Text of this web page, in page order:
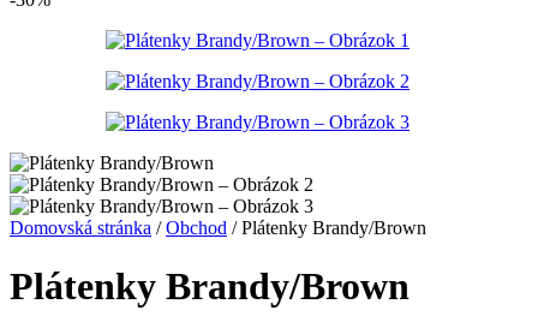
Domovská stránka /Obchod /Plátenky Brandy/Brown
Plátenky Brandy/Brown